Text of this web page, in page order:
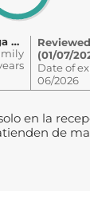
By Jessica Nallely Zuñiga Cadena
(01/07/
Date of
06/2026
en la
de